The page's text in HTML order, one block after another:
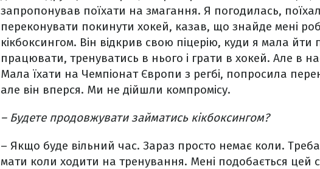
запропонував поїхати на змагання. Я погодилась,
переконувати покинути хокей, казав, що знайде мені
кікбоксингом. Він відкрив свою піцерію, куди я мала
працювати, тренуватись в нього і грати в хокей. Але в
Мала їхати на Чемпіонат Європи з регбі, попросила
але він вперся. Ми не дійшли компромісу.
– Будете продовжувати займатись кікбоксингом?
– Якщо буде вільний час. Зараз просто немає коли.
мати коли ходити на тренування. Мені подобається цей